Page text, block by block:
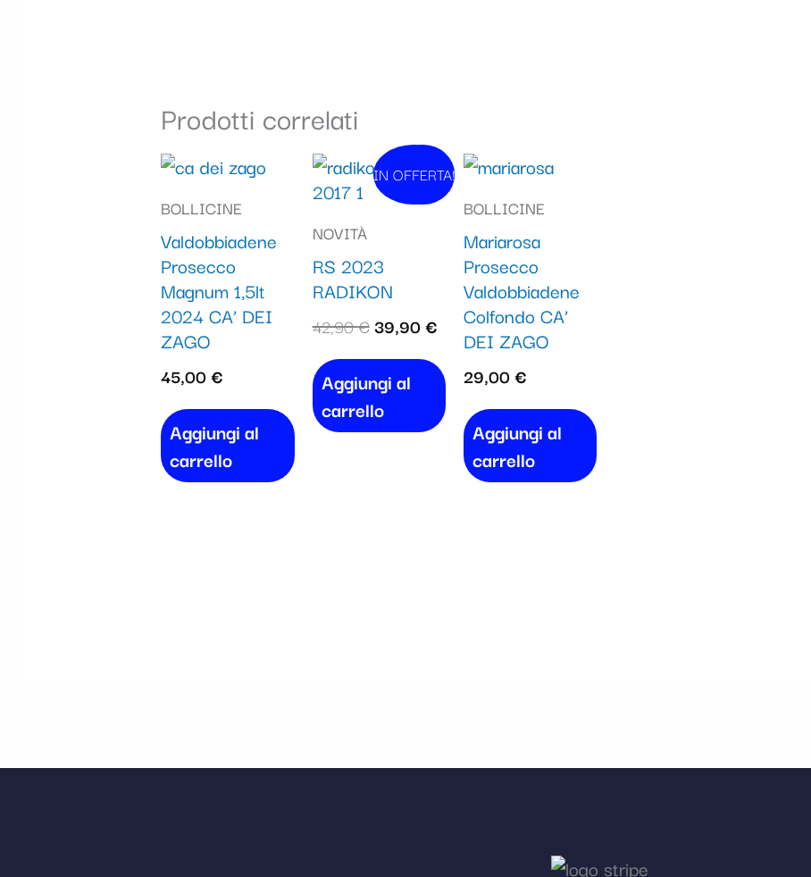
Prodotti correlati
BOLLICINE
Valdobbiadene
Prosecco
Magnum 1,5lt
2024 CA’ DEI
ZAGO
45,00€
Aggiungi al
carrello
In vendita!
IN OFFERTA!
NOVITÀ
RS 2023
RADIKON
42,90€
Il
prezzo
42,90 €.
39,90€
Il
prezzo
attuale
39,90 €.
Aggiungi al
carrello
BOLLICINE
Mariarosa
Prosecco
Valdobbiadene
Colfondo CA’
DEI ZAGO
29,00€
Aggiungi al
carrello